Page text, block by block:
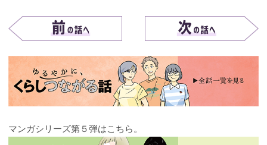
マンガシリーズ第５弾はこちら。